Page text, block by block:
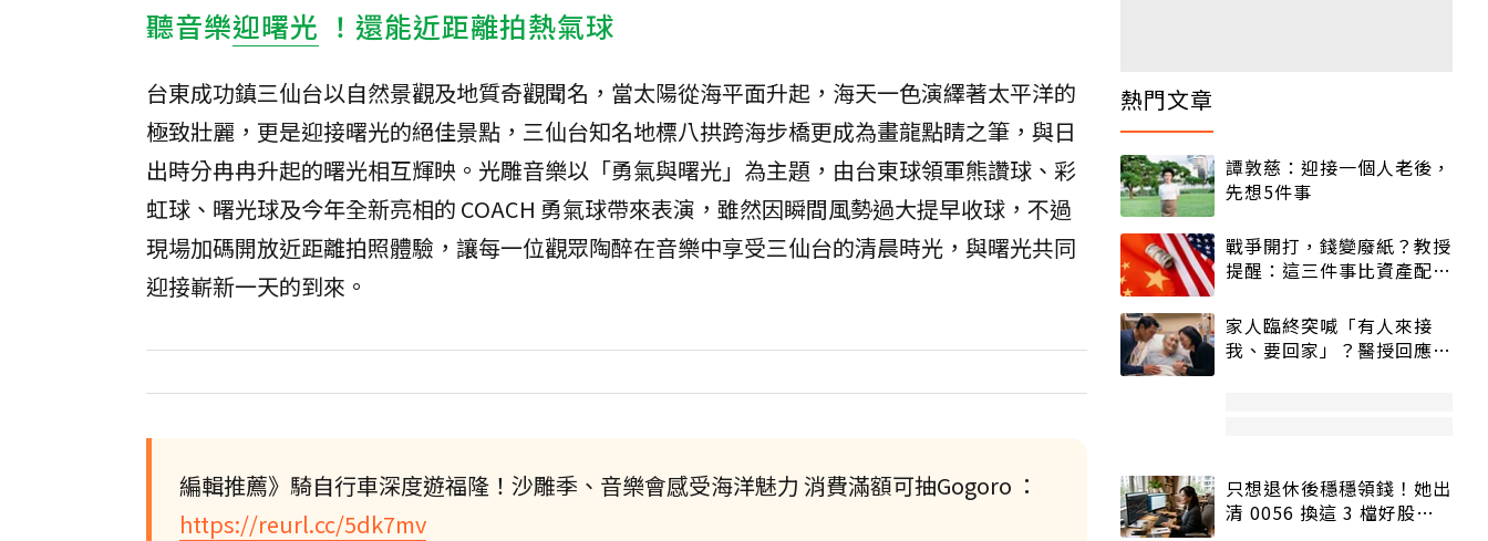
聽音樂迎曙光 ！還能近距離拍熱氣球
台東成功鎮三仙台以自然景觀及地質奇觀聞名，當太陽從海平面升起，海天一色演繹著太平洋的
極致壯麗，更是迎接曙光的絕佳景點，三仙台知名地標八拱跨海步橋更成為畫龍點睛之筆，與日
出時分冉冉升起的曙光相互輝映。光雕音樂以「勇氣與曙光」為主題，由台東球領軍熊讚球、彩
虹球、曙光球及今年全新亮相的 COACH 勇氣球帶來表演，雖然因瞬間風勢過大提早收球，不過
現場加碼開放近距離拍照體驗，讓每一位觀眾陶醉在音樂中享受三仙台的清晨時光，與曙光共同
迎接嶄新一天的到來。
編輯推薦》騎自行車深度遊福隆！沙雕季、音樂會感受海洋魅力 消費滿額可抽Gogoro ：
https://reurl.cc/5dk7mv
熱門文章
譚敦慈：迎接一個人老後，
先想5件事
戰爭開打，錢變廢紙？教授
提醒：這三件事比資產配置
家人臨終突喊「有人來接
我、要回家」？醫授回應方
只想退休後穩穩領錢！她出
清 0056 換這 3 檔好股：